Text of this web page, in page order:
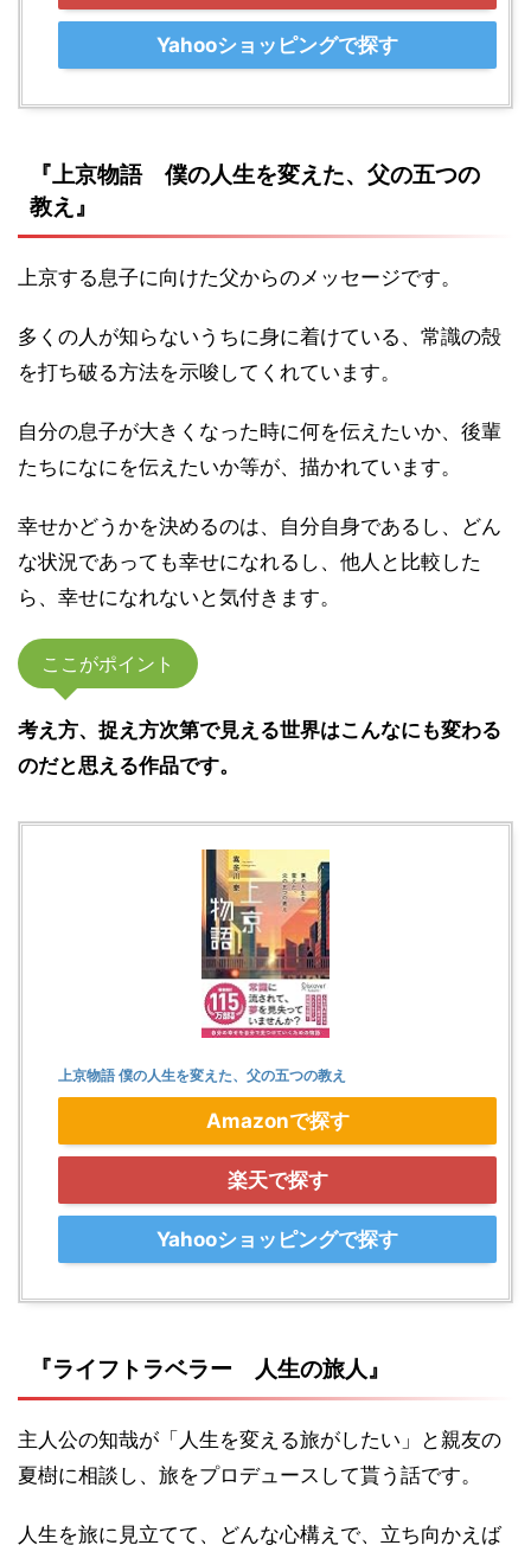
Yahooショッピングで探す
『上京物語 僕の人生を変えた、父の五つの
教え』
上京する息子に向けた父からのメッセージです。
多くの人が知らないうちに身に着けている、常識の殻
を打ち破る方法を示唆してくれています。
自分の息子が大きくなった時に何を伝えたいか、後輩
たちになにを伝えたいか等が、描かれています。
幸せかどうかを決めるのは、自分自身であるし、どん
な状況であっても幸せになれるし、他人と比較した
ら、幸せになれないと気付きます。
ここがポイント
考え方、捉え方次第で見える世界はこんなにも変わる
のだと思える作品です。
上京物語 僕の人生を変えた、父の五つの教え
Amazonで探す
楽天で探す
Yahooショッピングで探す
『ライフトラベラー 人生の旅人』
主人公の知哉が「人生を変える旅がしたい」と親友の
夏樹に相談し、旅をプロデュースして貰う話です。
人生を旅に見立てて、どんな心構えで、立ち向かえば